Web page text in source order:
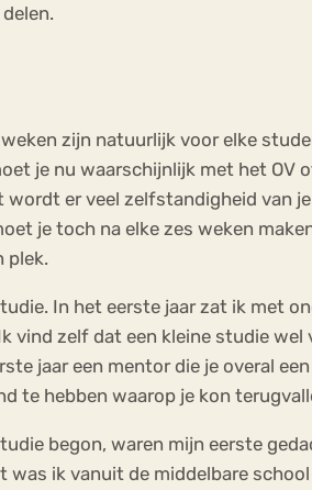
zijn natuurlijk voor elke
je nu waarschijnlijk met het OV
wordt er veel zelfstandigheid van
je toch na elke zes weken
plek.
In het eerste jaar zat ik met
vind zelf dat een kleine studie
jaar een mentor die je overal
te hebben waarop je kon
begon, waren mijn eerste
was ik vanuit de middelbare